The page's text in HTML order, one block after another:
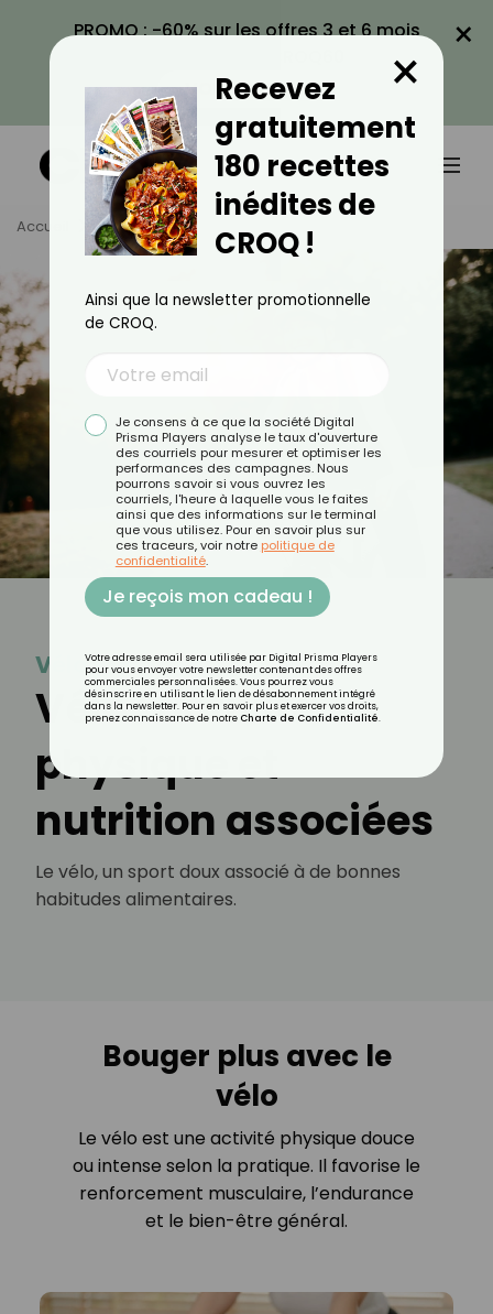
PROMO : -60% sur les offres 3 et 6 mois
VOIR LA PROMO
×
Accueil Tag Vélo
Vélo
Vélo : activité
physique et
nutrition associées
Le vélo, un sport doux associé à de bonnes
habitudes alimentaires.
Bouger plus avec le
vélo
Le vélo est une activité physique douce
ou intense selon la pratique. Il favorise le
renforcement musculaire, l’endurance
et le bien-être général.
Recevez
gratuitement
180 recettes
inédites de
CROQ !
×
Ainsi que la newsletter promotionnelle
de CROQ.
Je consens à ce que la société Digital
Prisma Players analyse le taux d'ouverture
des courriels pour mesurer et optimiser les
performances des campagnes. Nous
pourrons savoir si vous ouvrez les
courriels, l'heure à laquelle vous le faites
ainsi que des informations sur le terminal
que vous utilisez. Pour en savoir plus sur
ces traceurs, voir notre politique de
confidentialité.
Je reçois mon cadeau !
Votre adresse email sera utilisée par Digital Prisma Players
pour vous envoyer votre newsletter contenant des offres
commerciales personnalisées. Vous pourrez vous
désinscrire en utilisant le lien de désabonnement intégré
dans la newsletter. Pour en savoir plus et exercer vos droits,
prenez connaissance de notre Charte de Confidentialité.